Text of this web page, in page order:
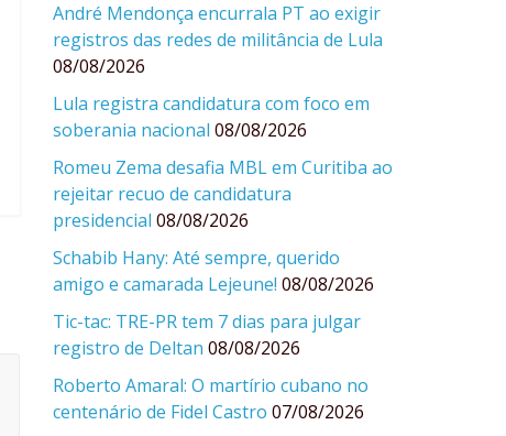
André Mendonça encurrala PT ao exigir
registros das redes de militância de Lula
08/08/2026
Lula registra candidatura com foco em
soberania nacional 08/08/2026
Romeu Zema desafia MBL em Curitiba ao
rejeitar recuo de candidatura
presidencial 08/08/2026
Schabib Hany: Até sempre, querido
amigo e camarada Lejeune! 08/08/2026
Tic-tac: TRE-PR tem 7 dias para julgar
registro de Deltan 08/08/2026
Roberto Amaral: O martírio cubano no
centenário de Fidel Castro 07/08/2026